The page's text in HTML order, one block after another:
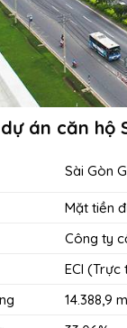
án căn hộ
Sài Gòn
Mặt tiền
Công ty
ECI
14.388,9